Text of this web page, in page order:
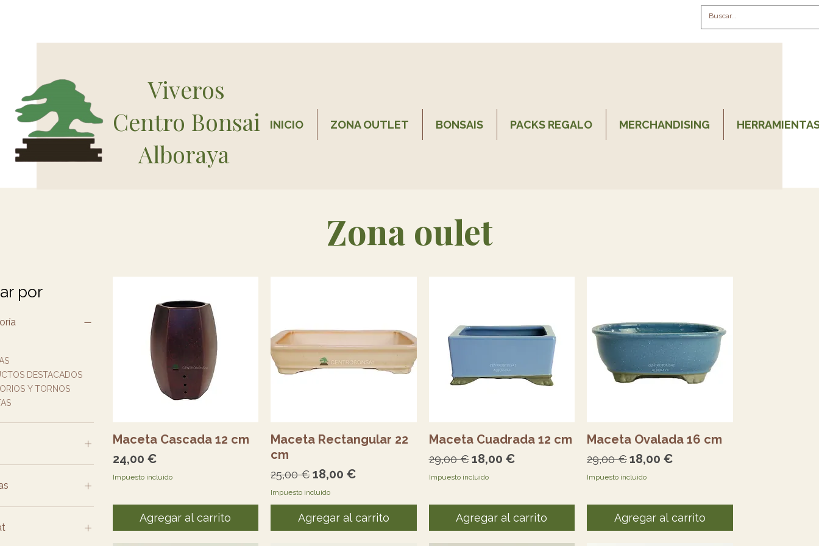
Viveros
Centro Bonsai
Alboraya
INICIO ZONA OUTLET BONSAIS PACKS REGALO MERCHANDISING
Zona oulet
por
DESTACADOS
Y TORNOS
Vista rápida
Maceta Cascada 12 cm
Precio
24,00 €
Impuesto incluido
Agregar al carrito
Vista rápida
Maceta Rectangular 22
cm
Precio
25,00 €Precio de oferta
18,00 €
Impuesto incluido
Agregar al carrito
Vista rápida
Maceta Cuadrada 12 cm
Precio
29,00 € Precio de oferta
18,00 €
Impuesto incluido
Agregar al carrito
Vista rápida
Maceta Ovalada 16 cm
Precio
29,00 €Precio de oferta
18,00 €
Impuesto incluido
Agregar al carrito